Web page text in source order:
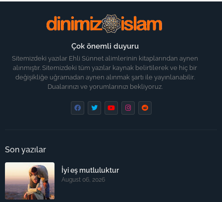
Çok önemli duyuru
Sitemizdeki yazılar Ehli Sünnet alimlerinin kitaplarından aynen
alınmıştır. Sitemizdeki tüm yazılar kaynak belirtilerek ve hiç bir
değişikliğe uğramadan aynen alınmak şartı ile yayınlanabilir.
Dualarınızı ve yorumlarınızı bekliyoruz.
Son yazılar
İyi eş mutluluktur
August 06, 2026